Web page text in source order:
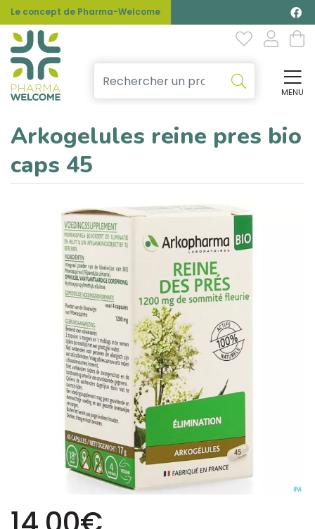
Le concept de Pharma-Welcome
MENU
Arkogelules reine pres bio
caps 45